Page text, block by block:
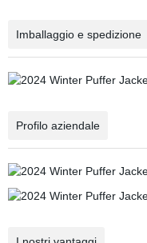
Imballaggio e spedizione
Profilo aziendale